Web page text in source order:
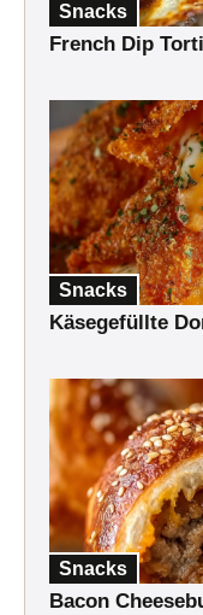
Snacks
French Dip
Snacks
Käsegefüllte
Snacks
Bacon